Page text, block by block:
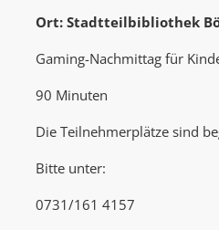
Ort: Stadtteilbibliothek
Gaming-Nachmittag für
90 Minuten
Die Teilnehmerplätze sind
Bitte unter:
0731/161 4157